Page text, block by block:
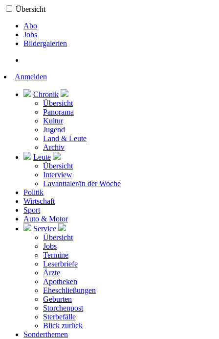
Übersicht
Abo
Jobs
Bildergalerien
Anmelden
Chronik
Übersicht
Panorama
Kultur
Jugend
Land & Leute
Archiv
Leute
Übersicht
Interview
Lavanttaler/in der Woche
Politik
Wirtschaft
Sport
Auto & Motor
Service
Übersicht
Jobs
Termine
Leserbriefe
Ärzte
Apotheken
Eheschließungen
Geburten
Storchenpost
Sterbefälle
Blick zurück
Sonderthemen